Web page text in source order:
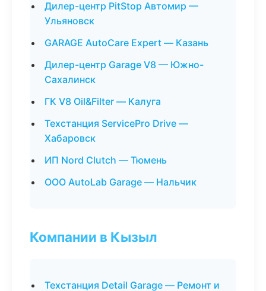
Дилер-центр PitStop Автомир —
Ульяновск
GARAGE AutoCare Expert — Казань
Дилер-центр Garage V8 — Южно-
Сахалинск
ГК V8 Oil&Filter — Калуга
Техстанция ServicePro Drive —
Хабаровск
ИП Nord Clutch — Тюмень
ООО AutoLab Garage — Нальчик
Компании в Кызыл
Техстанция Detail Garage — Ремонт и